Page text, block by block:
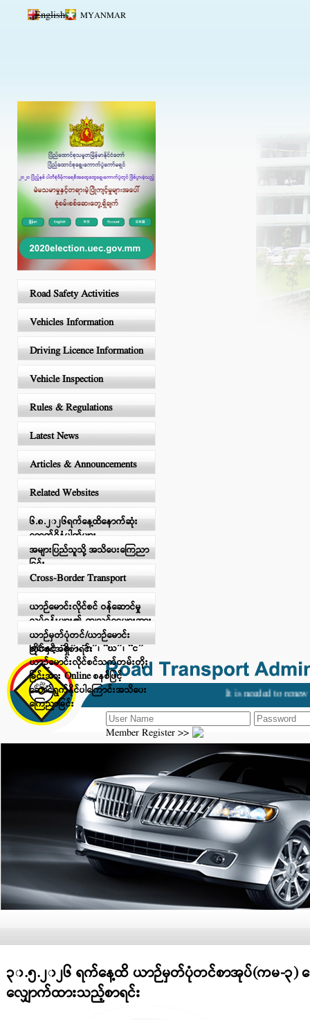
Skip to main content
English MYANMAR
Road Safety Activities
Vehicles Information
Driving Licence Information
Vehicle Inspection
Rules & Regulations
Latest News
Articles & Announcements
Related Websites
၆.၈.၂၀၂၆ရက်နေ့ထိနောက်ဆုံး
ရောက်ရှိနံပါတ်များ
အများပြည်သူသို့ အသိပေးကြေညာ
ခြင်း
Cross-Border Transport
ယာဉ်မောင်းလိုင်စင် ဝန်ဆောင်မှု
လုပ်ငန်းများ၏ ကျသင့်ငွေများအား
Digital Payment ဖြင့် ငွေပေးချေ
ခြင်းနှင့် “ခ”၊ “ဂ”၊ “ဃ”၊ “င”
ယာဉ်မောင်းလိုင်စင်သက်တမ်းတိုး
ခြင်းအား Online စနစ်ဖြင့်
ဆောင်ရွက်နိုင်ပါကြောင်းအသိပေး
ကြေညာခြင်း
ယာဉ်မှတ်ပုံတင်/ယာဉ်မောင်း
လိုင်စင်အရှိစာရင်း
It is needed to renew
Member Register >>
၃၀.၅.၂၀၂၆ ရက်နေ့ထိ ယာဉ်မှတ်ပုံတင်စာအုပ်(ကမ-၃)
လျှောက်ထားသည့်စာရင်း